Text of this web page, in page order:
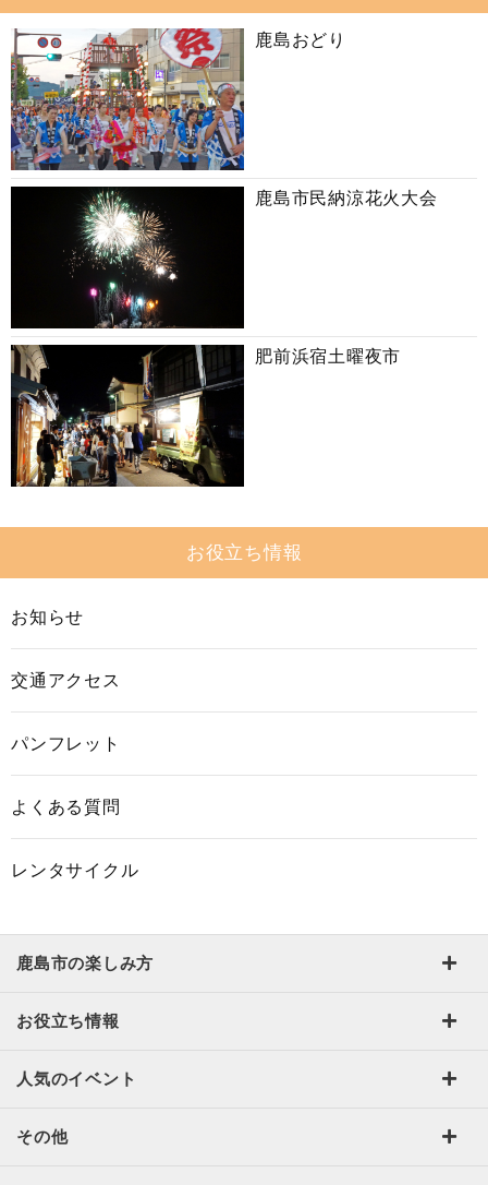
鹿島おどり
鹿島市民納涼花火大会
肥前浜宿土曜夜市
お役立ち情報
お知らせ
交通アクセス
パンフレット
よくある質問
レンタサイクル
鹿島市の楽しみ方
お役立ち情報
人気のイベント
その他